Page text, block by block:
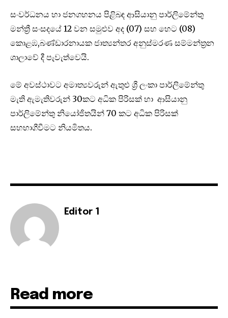
සංවර්ධනය හා ජනගහනය පිළිබඳ ආසියානු පාර්ලිමේන්තු
මන්ත්‍රී සංසදයේ 12 වන සමුළුව අද (07) සහ හෙට (08)
කොළඹ,බණ්ඩාරනායක ජාත්‍යන්තර අනුස්මරණ සම්මන්ත්‍රන
ශාලාවේ දී පැවැත්වෙයි.
මේ අවස්ථාවට අමාත්‍යවරුන් ඇතුළු ශ්‍රී ලංකා පාර්ලිමේන්තු
මැති ඇමැතිවරුන් 30කට අධික පිරිසක් හා ආසියානු
පාර්ලිමේන්තු නියෝජිතයින් 70 කට අධික පිරිසක්
සහභාගීවීමට නියමිතය.
Editor 1
Read more